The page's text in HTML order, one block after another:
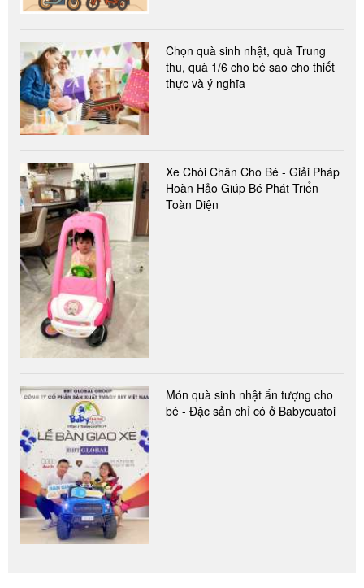
Chọn quà sinh nhật, quà Trung
thu, quà 1/6 cho bé sao cho thiết
thực và ý nghĩa
Xe Chòi Chân Cho Bé - Giải Pháp
Hoàn Hảo Giúp Bé Phát Triển
Toàn Diện
Món quà sinh nhật ấn tượng cho
bé - Đặc sản chỉ có ở Babycuatoi